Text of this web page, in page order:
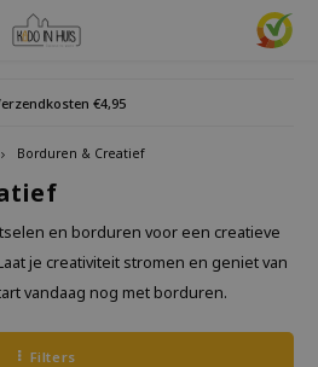
zwitscherbox
ideeën
& lifestyle€4,95
Borduren & Creatief
en borduren voor een creatieve
je creativiteit stromen en geniet van
vandaag nog met borduren.
Filters